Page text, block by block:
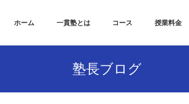
ホーム 一貫塾とは コース 授業料金
塾長ブログ